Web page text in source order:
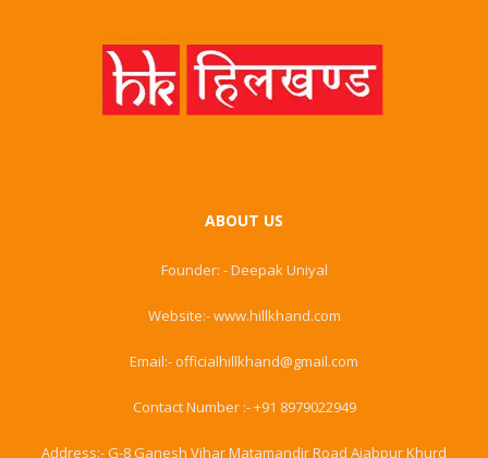
ABOUT US
Founder: - Deepak Uniyal
Website:- www.hillkhand.com
Email:- officialhillkhand@gmail.com
Contact Number :- +91 8979022949
Address:- G-8 Ganesh Vihar Matamandir Road Ajabpur Khurd